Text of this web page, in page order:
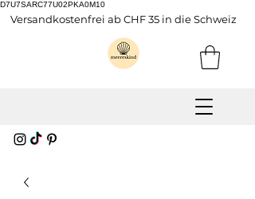
D7U7SARC77U02PKA0M10
Versandkostenfrei ab CHF 35 in die Schweiz